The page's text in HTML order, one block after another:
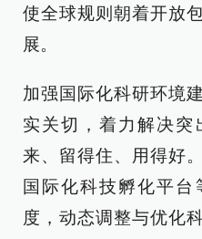
使全球规则朝着开放
展。
加强国际化科研环境
实关切，着力解决突
来、留得住、用得好
国际化科技孵化平
度，动态调整与优化